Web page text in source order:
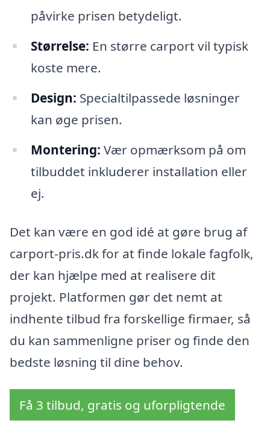
påvirke prisen betydeligt.
Størrelse: En større carport vil typisk
koste mere.
Design: Specialtilpassede løsninger
kan øge prisen.
Montering: Vær opmærksom på om
tilbuddet inkluderer installation eller
ej.
Det kan være en god idé at gøre brug af
carport-pris.dk for at finde lokale fagfolk,
der kan hjælpe med at realisere dit
projekt. Platformen gør det nemt at
indhente tilbud fra forskellige firmaer, så
du kan sammenligne priser og finde den
bedste løsning til dine behov.
Få 3 tilbud, gratis og uforpligtende